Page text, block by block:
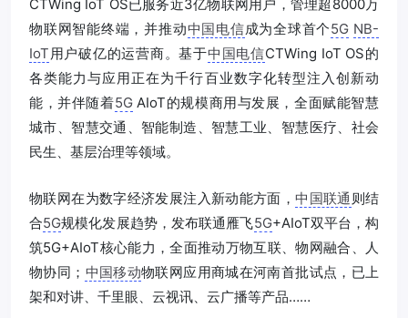
CTWing IoT OS已服务近3亿物联网用户，管理超8000万
物联网智能终端，并推动中国电信成为全球首个5G NB-
IoT 用户破亿的运营商。基于中国电信CTWing IoT OS的
各类能力与应用正在为千行百业数字化转型注入创新动
能，并伴随着5GAIoT的规模商用与发展，全面赋能智慧
城市、智慧交通、智能制造、智慧工业、智慧医疗、社会
民生、基层治理等领域。
物联网在为数字经济发展注入新动能方面，中国联通 则结
合5G规模化发展趋势，发布联通雁飞5G+AIoT双平台，构
筑5G+AIoT核心能力，全面推动万物互联、物网融合、人
物协同； 中国移动物联网应用商城在河南首批试点，已上
架和对讲、千里眼、云视讯、云广播等产品……